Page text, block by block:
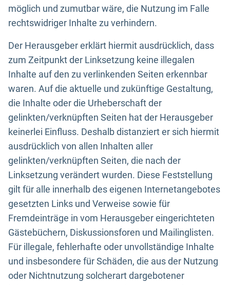
möglich und zumutbar wäre, die Nutzung im Falle
rechtswidriger Inhalte zu verhindern.
Der Herausgeber erklärt hiermit ausdrücklich, dass
zum Zeitpunkt der Linksetzung keine illegalen
Inhalte auf den zu verlinkenden Seiten erkennbar
waren. Auf die aktuelle und zukünftige Gestaltung,
die Inhalte oder die Urheberschaft der
gelinkten/verknüpften Seiten hat der Herausgeber
keinerlei Einfluss. Deshalb distanziert er sich hiermit
ausdrücklich von allen Inhalten aller
gelinkten/verknüpften Seiten, die nach der
Linksetzung verändert wurden. Diese Feststellung
gilt für alle innerhalb des eigenen Internetangebotes
gesetzten Links und Verweise sowie für
Fremdeinträge in vom Herausgeber eingerichteten
Gästebüchern, Diskussionsforen und Mailinglisten.
Für illegale, fehlerhafte oder unvollständige Inhalte
und insbesondere für Schäden, die aus der Nutzung
oder Nichtnutzung solcherart dargebotener